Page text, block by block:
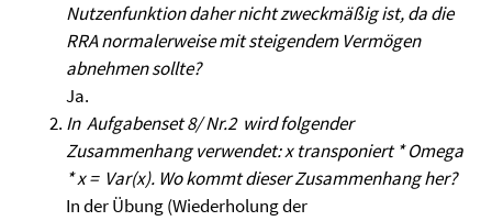
Nutzenfunktion daher nicht zweckmäßig ist, da die
RRA normalerweise mit steigendem Vermögen
abnehmen sollte?
Ja.
In Aufgabenset 8/ Nr.2 wird folgender
Zusammenhang verwendet: x transponiert * Omega
* x = Var(x). Wo kommt dieser Zusammenhang her?
In der Übung (Wiederholung der